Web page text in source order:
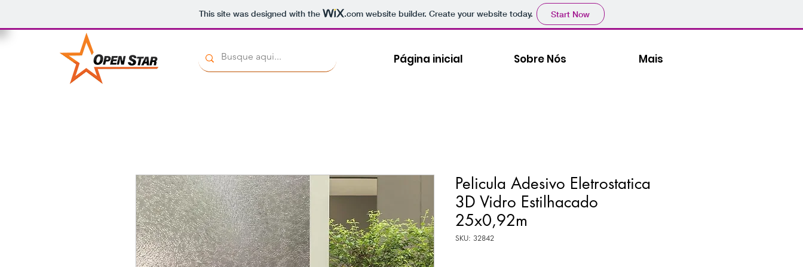
This site was designed with the .comwebsite builder. Create your website today. Start Now
Página inicial Sobre Nós Mais
Pelicula Adesivo Eletrostatica
3D Vidro Estilhacado
25x0,92m
SKU: 32842